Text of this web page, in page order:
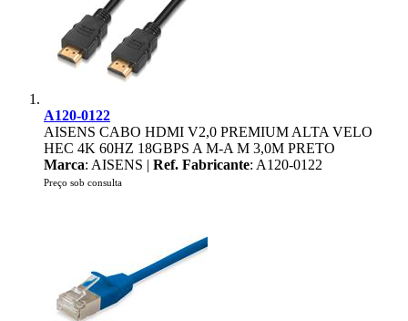
A120-0122
AISENS CABO HDMI V2,0 PREMIUM ALTA VELO
HEC 4K 60HZ 18GBPS A M-A M 3,0M PRETO
Marca: AISENS | Ref. Fabricante: A120-0122
Preço sob consulta